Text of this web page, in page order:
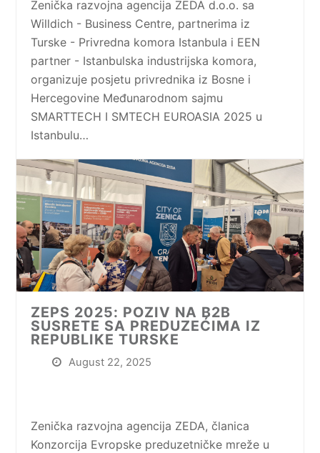
Zenička razvojna agencija ZEDA d.o.o. sa
Willdich - Business Centre, partnerima iz
Turske - Privredna komora Istanbula i EEN
partner - Istanbulska industrijska komora,
organizuje posjetu privrednika iz Bosne i
Hercegovine Međunarodnom sajmu
SMARTTECH I SMTECH EUROASIA 2025 u
Istanbulu…
ZEPS 2025: POZIV NA B2B
SUSRETE SA PREDUZEĆIMA IZ
REPUBLIKE TURSKE
August 22, 2025
Zenička razvojna agencija ZEDA, članica
Konzorcija Evropske preduzetničke mreže u